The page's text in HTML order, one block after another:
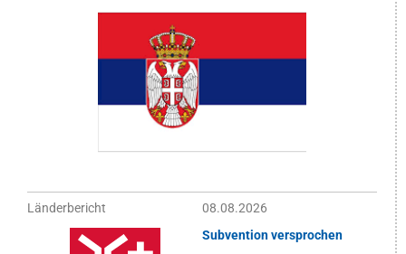
Länderbericht
08.08.2026
Subvention versprochen